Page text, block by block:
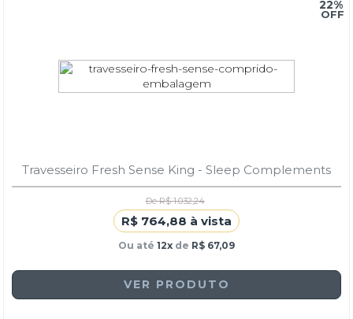
22%
Travesseiro Fresh Sense King - Sleep Complements
De R$ 1.032,24
R$ 764,88 à vista
Ou até 12x de R$ 67,09
VER PRODUTO